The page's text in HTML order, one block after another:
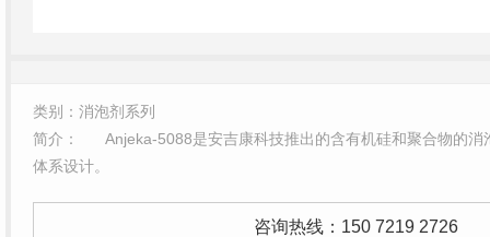
类别：消泡剂系列
简介：
Anjeka-5088是安吉康科技推出的含有机硅和聚合物的消
体系设计。
咨询热线： 150 7219 2726